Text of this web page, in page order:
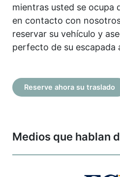
mientras usted se ocupa
en contacto con
reservar su vehículo y
perfecto de su escapada
Reserve ahora su traslado
Medios que hablan